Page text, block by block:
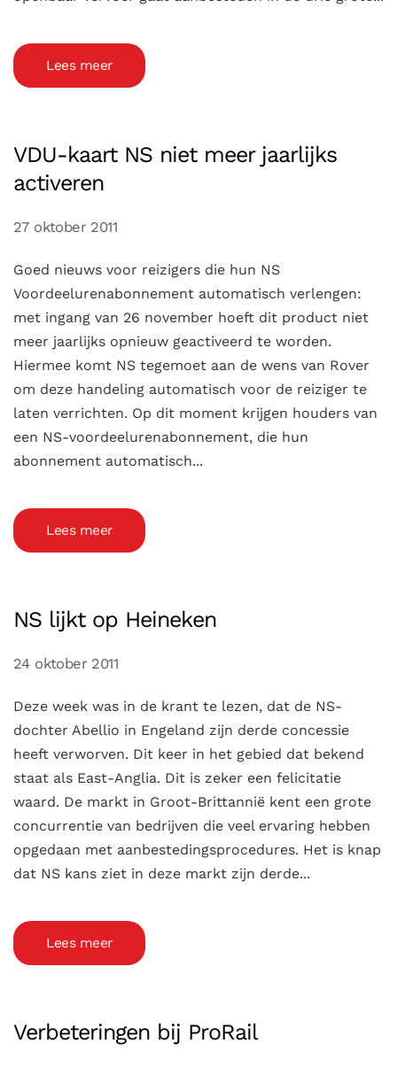
Lees meer
VDU-kaart NS niet meer jaarlijks
activeren
27 oktober 2011
Goed nieuws voor reizigers die hun NS
Voordeelurenabonnement automatisch verlengen:
met ingang van 26 november hoeft dit product niet
meer jaarlijks opnieuw geactiveerd te worden.
Hiermee komt NS tegemoet aan de wens van Rover
om deze handeling automatisch voor de reiziger te
laten verrichten. Op dit moment krijgen houders van
een NS-voordeelurenabonnement, die hun
abonnement automatisch...
Lees meer
NS lijkt op Heineken
24 oktober 2011
Deze week was in de krant te lezen, dat de NS-
dochter Abellio in Engeland zijn derde concessie
heeft verworven. Dit keer in het gebied dat bekend
staat als East-Anglia. Dit is zeker een felicitatie
waard. De markt in Groot-Brittannië kent een grote
concurrentie van bedrijven die veel ervaring hebben
opgedaan met aanbestedingsprocedures. Het is knap
dat NS kans ziet in deze markt zijn derde...
Lees meer
Verbeteringen bij ProRail